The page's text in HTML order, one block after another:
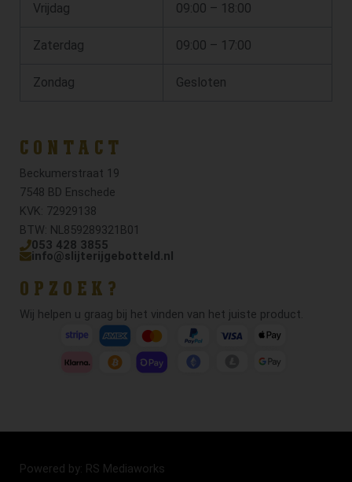
Vrijdag 09:00 – 18:00
Zaterdag 09:00 – 17:00
Zondag Gesloten
CONTACT
Beckumerstraat 19
7548 BD Enschede
KVK: 72929138
BTW: NL859289321B01
053 428 3855
info@slijterijgebotteld.nl
OPZOEK?
Wij helpen u graag bij het vinden van het juiste product.
Powered by: RS Mediaworks